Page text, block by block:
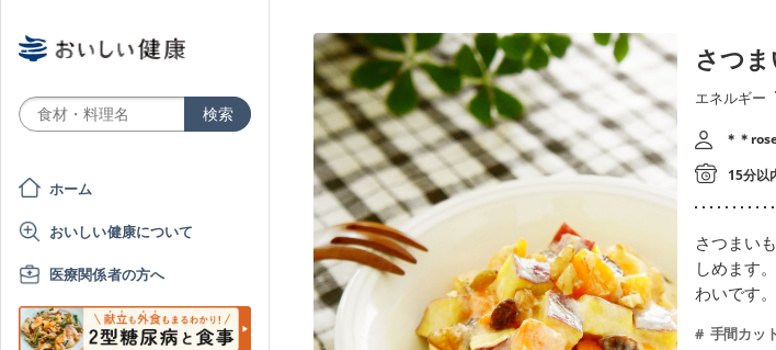
ホーム
おいしい健康について
医療関係者の方へ
さつ
エネルギー
＊＊
15分以
さつまい
しめます
わいです。
手間カッ